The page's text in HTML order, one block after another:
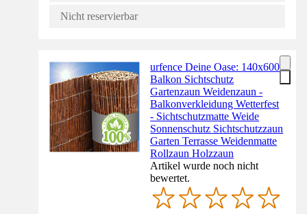
Nicht reservierbar
urfence Deine Oase: 140x600
Balkon Sichtschutz
Gartenzaun Weidenzaun -
Balkonverkleidung Wetterfest
- Sichtschutzmatte Weide
Sonnenschutz Sichtschutzzaun
Garten Terrasse Weidenmatte
Rollzaun Holzzaun
Artikel wurde noch nicht
bewertet.